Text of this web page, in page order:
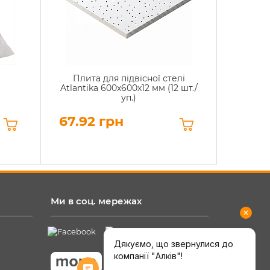
Плита для підвісної стелі
Atlantika 600x600x12 мм (12 шт./
уп.)
67.92 грн
Ми в соц. мережах